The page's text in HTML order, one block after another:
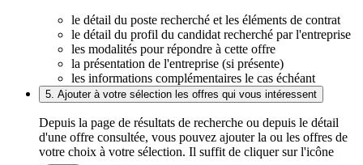
le détail du poste recherché et les éléments de contrat
le détail du profil du candidat recherché par l'entreprise
les modalités pour répondre à cette offre
la présentation de l'entreprise (si présente)
les informations complémentaires le cas échéant
5. Ajouter à votre sélection les offres qui vous intéressent
Depuis la page de résultats de recherche ou depuis le détail
d'une offre consultée, vous pouvez ajouter la ou les offres de
votre choix à votre sélection. Il suffit de cliquer sur l'icône